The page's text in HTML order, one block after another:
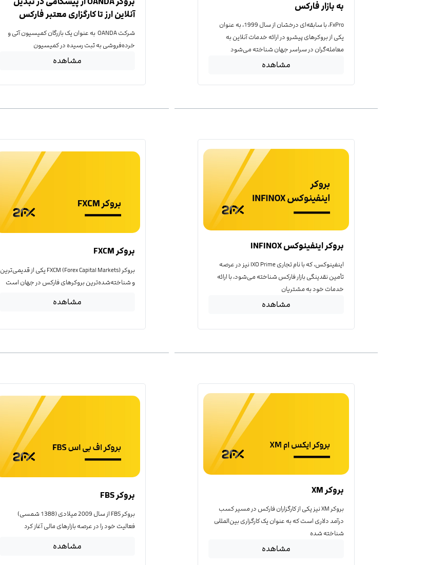
به بازار فارکس
FxPro، با سابقه‌ای درخشان از سال 1999، به عنوان
یکی از بروکرهای پیشرو در ارائه خدمات آنلاین به
معامله‌گران در سراسر جهان شناخته می‌شود
مشاهده
آنلاین ارز تا کارگزاری معتبر فارکس
شرکت OANDA به عنوان یک بازرگان کمیسیون آتی و
خرده‌فروشی به ثبت رسیده در کمیسیون
مشاهده
بروکر اینفینوکس INFINOX
اینفینوکس، که با نام تجاری IXO Prime نیز در عرصه
تأمین نقدینگی بازار فارکس شناخته می‌شود، با ارائه
خدمات خود به مشتریان
مشاهده
بروکر FXCM
بروکر FXCM (Forex Capital Markets) یکی از قدیمی‌ترین
و شناخته‌شده‌ترین بروکرهای فارکس در جهان است
مشاهده
بروکر XM
بروکر XM نیز یکی از کارگزاران فارکس در مسیر کسب
درآمد دلاری است که به عنوان یک کارگزاری بین‌المللی
شناخته شده
مشاهده
بروکر FBS
بروکر FBS از سال 2009 میلادی (1388 شمسی)
فعالیت خود را در عرصه بازارهای مالی آغاز کرد
مشاهده